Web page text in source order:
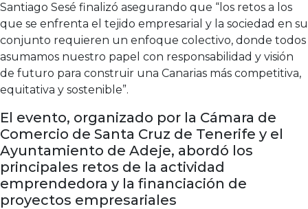
Santiago Sesé finalizó asegurando que “los retos a los
que se enfrenta el tejido empresarial y la sociedad en su
conjunto requieren un enfoque colectivo, donde todos
asumamos nuestro papel con responsabilidad y visión
de futuro para construir una Canarias más competitiva,
equitativa y sostenible”.
El evento, organizado por la Cámara de
Comercio de Santa Cruz de Tenerife y el
Ayuntamiento de Adeje, abordó los
principales retos de la actividad
emprendedora y la financiación de
proyectos empresariales